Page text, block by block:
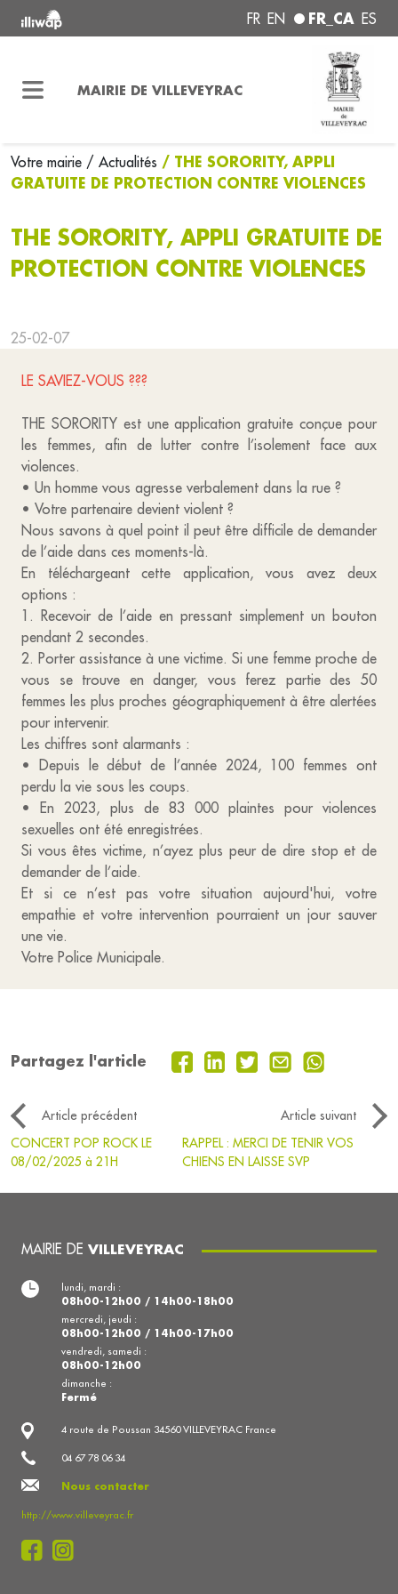
FR EN FR_CA ES
MAIRIE DE VILLEVEYRAC
Votre mairie / Actualités / THE SORORITY, APPLI
GRATUITE DE PROTECTION CONTRE VIOLENCES
THE SORORITY, APPLI GRATUITE DE
PROTECTION CONTRE VIOLENCES
25-02-07
LE SAVIEZ-VOUS ???
THE SORORITY est une application gratuite conçue pour
les femmes, afin de lutter contre l’isolement face aux
violences.
• Un homme vous agresse verbalement dans la rue ?
• Votre partenaire devient violent ?
Nous savons à quel point il peut être difficile de demander
de l’aide dans ces moments-là.
En téléchargeant cette application, vous avez deux
options :
1. Recevoir de l’aide en pressant simplement un bouton
pendant 2 secondes.
2. Porter assistance à une victime. Si une femme proche de
vous se trouve en danger, vous ferez partie des 50
femmes les plus proches géographiquement à être alertées
pour intervenir.
Les chiffres sont alarmants :
• Depuis le début de l’année 2024, 100 femmes ont
perdu la vie sous les coups.
• En 2023, plus de 83 000 plaintes pour violences
sexuelles ont été enregistrées.
Si vous êtes victime, n’ayez plus peur de dire stop et de
demander de l’aide.
Et si ce n’est pas votre situation aujourd'hui, votre
empathie et votre intervention pourraient un jour sauver
une vie.
Votre Police Municipale.
Partagez l'article
Article précédent
Article suivant
CONCERT POP ROCK LE
08/02/2025 à 21H
RAPPEL : MERCI DE TENIR VOS
CHIENS EN LAISSE SVP
MAIRIE DE VILLEVEYRAC
4 route de Poussan 34560 VILLEVEYRAC France
04 67 78 06 34
Nous contacter
http://www.villeveyrac.fr
lundi, mardi :
08h00-12h00 / 14h00-18h00
mercredi, jeudi :
08h00-12h00 / 14h00-17h00
vendredi, samedi :
08h00-12h00
dimanche :
Fermé